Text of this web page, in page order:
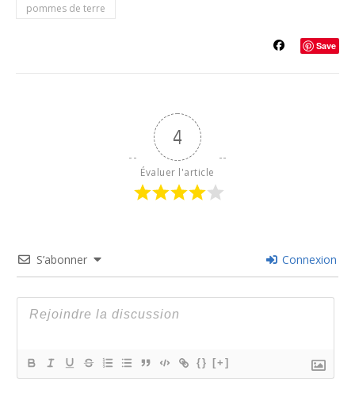
pommes de terre
Save
4
Évaluer l'article
S’abonner Connexion
{} [+]